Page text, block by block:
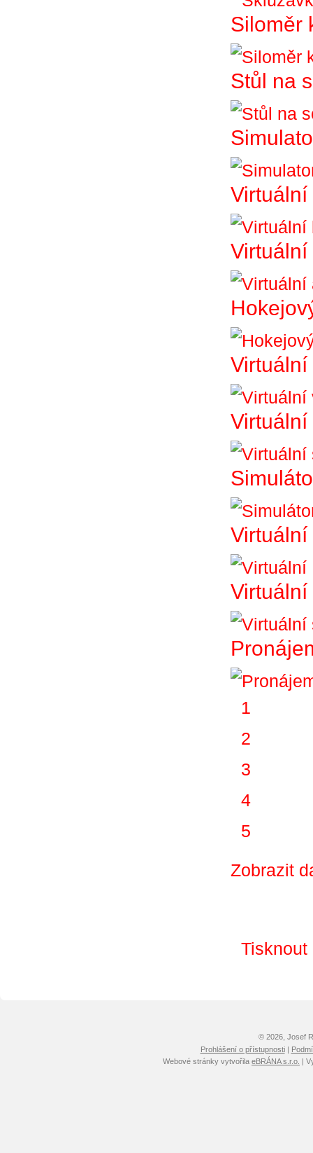
Siloměr
Stůl na
Virtuální
1
2
3
4
5
Zobrazit
Tisknout
© 2026, Josef
Prohlášení o přístupnosti|
Webové stránky vytvořila eBRÁNA s.r.o. |